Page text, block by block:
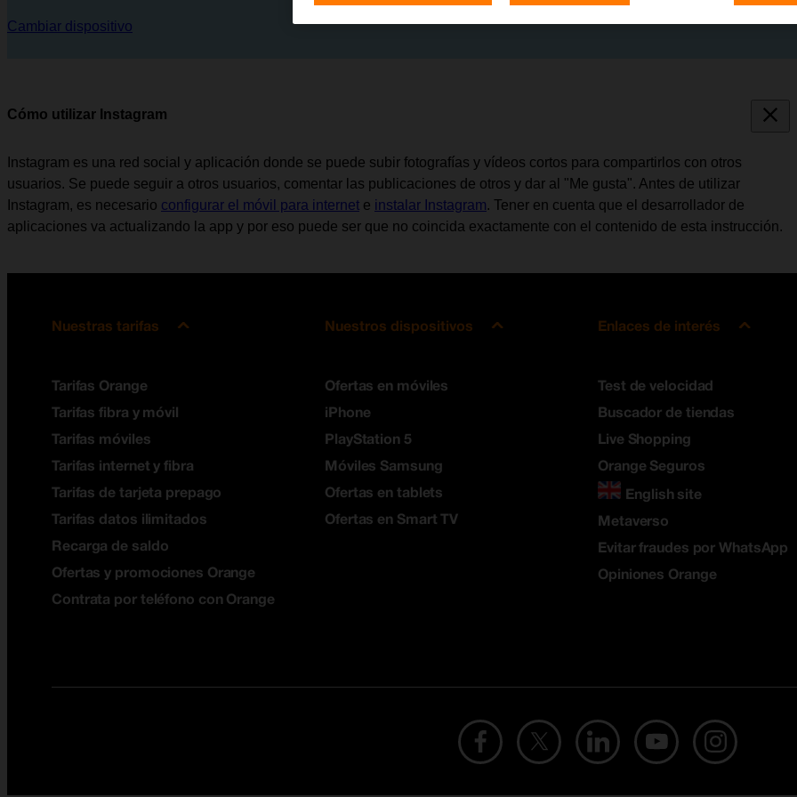
Cambiar dispositivo
Cómo utilizar Instagram
Instagram es una red social y aplicación donde se puede subir fotografías y vídeos cortos para compartirlos con otros
usuarios. Se puede seguir a otros usuarios, comentar las publicaciones de otros y dar al "Me gusta". Antes de utilizar
Instagram, es necesario configurar el móvil para internet e instalar Instagram. Tener en cuenta que el desarrollador de
aplicaciones va actualizando la app y por eso puede ser que no coincida exactamente con el contenido de esta instrucción.
Nuestras tarifas
Tarifas Orange
Tarifas fibra y móvil
Tarifas móviles
Tarifas internet y fibra
Tarifas de tarjeta prepago
Tarifas datos ilimitados
Recarga de saldo
Ofertas y promociones Orange
Contrata por teléfono con Orange
Nuestros dispositivos
Ofertas en móviles
iPhone
PlayStation 5
Móviles Samsung
Ofertas en tablets
Ofertas en Smart TV
Enlaces de interés
Test de velocidad
Buscador de tiendas
Live Shopping
Orange Seguros
English site
Metaverso
Evitar fraudes por WhatsApp
Opiniones Orange